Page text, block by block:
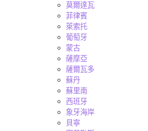
莫爾達瓦
菲律賓
萊索托
葡萄牙
蒙古
薩摩亞
薩爾瓦多
蘇丹
蘇里南
西班牙
象牙海岸
貝寧